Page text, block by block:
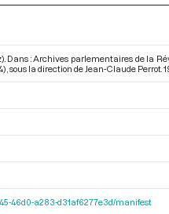
Dans : Archives parlementaires de la
, sous la direction de Jean-Claude Perrot.
46d0-a283-d31af6277e3d/manifest